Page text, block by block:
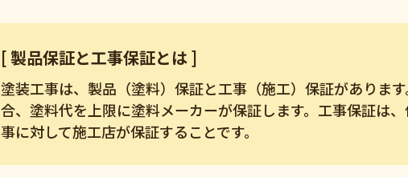
[ 製品保証と工事保証とは ]
塗装工事は、製品（塗料）保証と工事（施工）保証がありま
合、塗料代を上限に塗料メーカーが保証します。工事保証は
事に対して施工店が保証することです。